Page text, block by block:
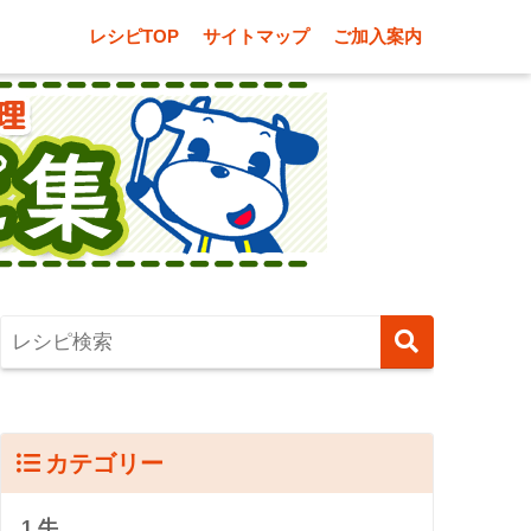
レシピTOP サイトマップ ご加入案内
カテゴリー